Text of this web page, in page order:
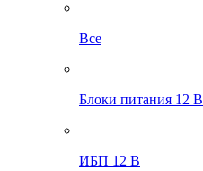
Все
Блоки питания 12 В
ИБП 12 В